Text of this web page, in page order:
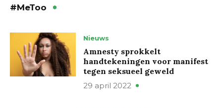
#MeToo
Nieuws
Amnesty sprokkelt
handtekeningen voor manifest
tegen seksueel geweld
29 april 2022